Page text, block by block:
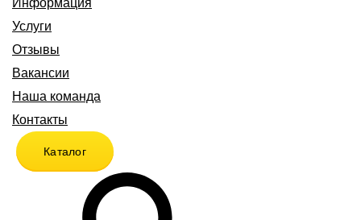
Информация
Услуги
Отзывы
Вакансии
Наша команда
Контакты
Каталог